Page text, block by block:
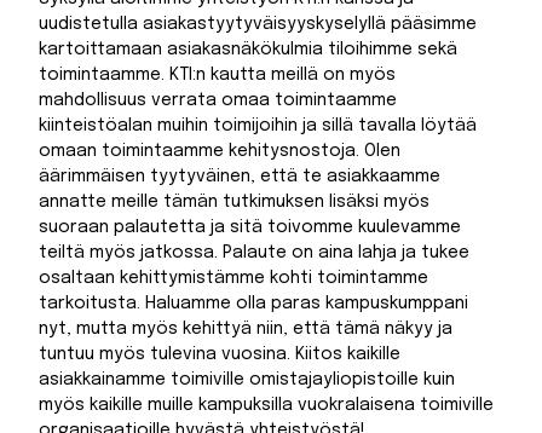
uudistetulla asiakastyytyväisyyskyselyllä pääsimme
kartoittamaan asiakasnäkökulmia tiloihimme sekä
toimintaamme. KTI:n kautta meillä on myös
mahdollisuus verrata omaa toimintaamme
kiinteistöalan muihin toimijoihin ja sillä tavalla löytää
omaan toimintaamme kehitysnostoja. Olen
äärimmäisen tyytyväinen, että te asiakkaamme
annatte meille tämän tutkimuksen lisäksi myös
suoraan palautetta ja sitä toivomme kuulevamme
teiltä myös jatkossa. Palaute on aina lahja ja tukee
osaltaan kehittymistämme kohti toimintamme
tarkoitusta. Haluamme olla paras kampuskumppani
nyt, mutta myös kehittyä niin, että tämä näkyy ja
tuntuu myös tulevina vuosina. Kiitos kaikille
asiakkainamme toimiville omistajayliopistoille kuin
myös kaikille muille kampuksilla vuokralaisena toimiville